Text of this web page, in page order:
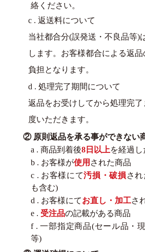
絡ください。
c . 返送料について
当社都合分(誤発送・不良品等)
します。お客様都合による返
負担となります。
d . 処理完了期間について
返品をお受けしてから処理完了
度いただきます。
② 原則返品を承る事ができない
a . 商品到着後8日以上を経過し
b . お客様が使用 された商品
c . お客様にて汚損・破損 さ
も含む)
d . お客様にてお直し・加工さ
e . 受注品の記載がある商品
f . 一部指定商品(セール品・
等)